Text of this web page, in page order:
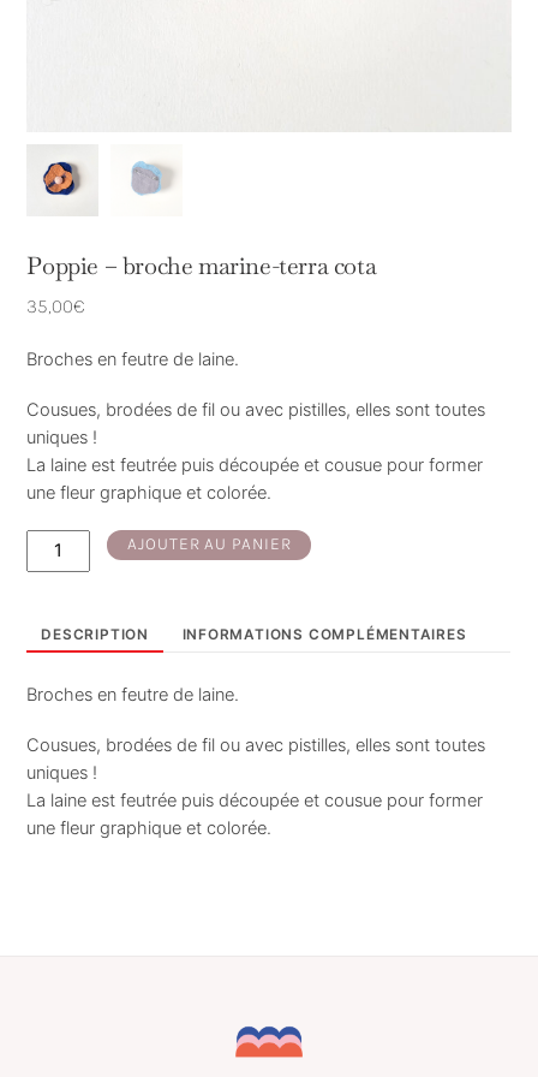
Poppie – broche marine-terra cota
35,00€
Broches en feutre de laine.
Cousues, brodées de fil ou avec pistilles, elles sont toutes
uniques !
La laine est feutrée puis découpée et cousue pour former
une fleur graphique et colorée.
quantité
de
broche
terra
cota
AJOUTER AU PANIER
DESCRIPTION INFORMATIONS COMPLÉMENTAIRES
Broches en feutre de laine.
Cousues, brodées de fil ou avec pistilles, elles sont toutes
uniques !
La laine est feutrée puis découpée et cousue pour former
une fleur graphique et colorée.